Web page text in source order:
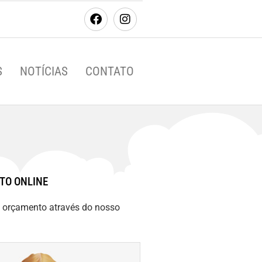
NOTÍCIAS CONTATO
ONLINE
através do nosso